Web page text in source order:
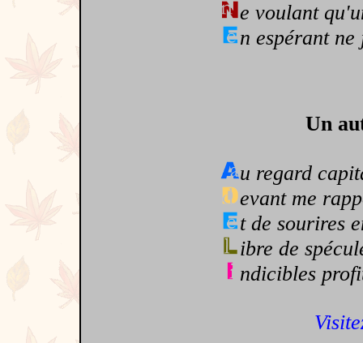
e voulant
n espérant
Un
u regard
evant me
t de sourires
ibre de
ndicibles